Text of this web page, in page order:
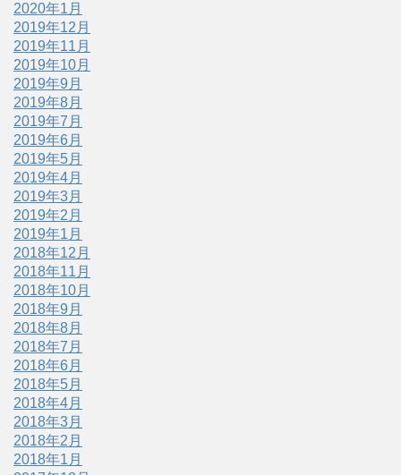
2020年1月
2019年12月
2019年11月
2019年10月
2019年9月
2019年8月
2019年7月
2019年6月
2019年5月
2019年4月
2019年3月
2019年2月
2019年1月
2018年12月
2018年11月
2018年10月
2018年9月
2018年8月
2018年7月
2018年6月
2018年5月
2018年4月
2018年3月
2018年2月
2018年1月